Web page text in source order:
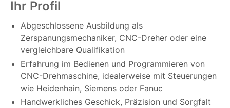
Ihr Profil
Abgeschlossene Ausbildung als
Zerspanungsmechaniker, CNC-Dreher oder eine
vergleichbare Qualifikation
Erfahrung im Bedienen und Programmieren von
CNC-Drehmaschine, idealerweise mit Steuerungen
wie Heidenhain, Siemens oder Fanuc
Handwerkliches Geschick, Präzision und Sorgfalt